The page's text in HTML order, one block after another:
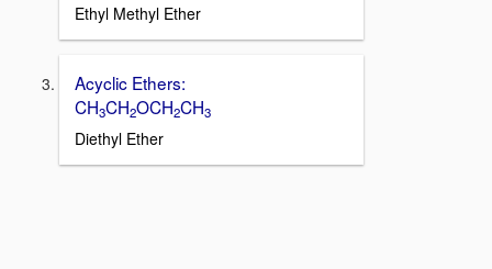
Ethyl Methyl Ether
Acyclic Ethers:
CH3CH2OCH2CH3
Diethyl Ether